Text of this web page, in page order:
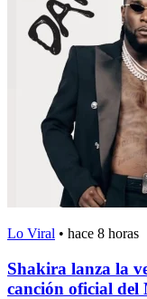
Lo Viral • hace 8 horas
Shakira lanza la
canción oficial